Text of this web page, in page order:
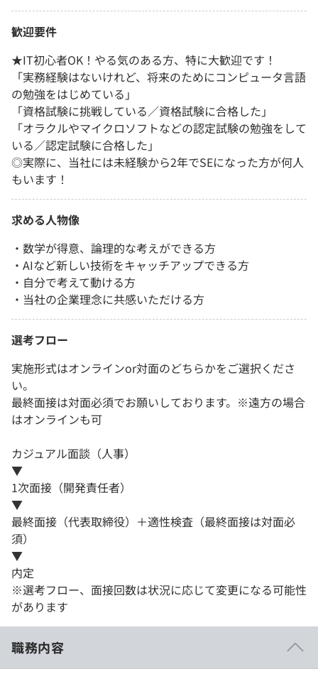
歓迎要件
★IT初心者OK！やる気のある方、特に大歓迎です！
「実務経験はないけれど、将来のためにコンピュータ言語
の勉強をはじめている」
「資格試験に挑戦している／資格試験に合格した」
「オラクルやマイクロソフトなどの認定試験の勉強をして
いる／認定試験に合格した」
◎実際に、当社には未経験から2年でSEになった方が何人
もいます！
求める人物像
・数学が得意、論理的な考えができる方
・AIなど新しい技術をキャッチアップできる方
・自分で考えて動ける方
・当社の企業理念に共感いただける方
選考フロー
実施形式はオンラインor対面のどちらかをご選択くださ
い。
最終面接は対面必須でお願いしております。※遠方の場合
はオンラインも可
カジュアル面談（人事）
▼
1次面接（開発責任者）
▼
最終面接（代表取締役）＋適性検査（最終面接は対面必
須）
▼
内定
※選考フロー、面接回数は状況に応じて変更になる可能性
があります
職務内容